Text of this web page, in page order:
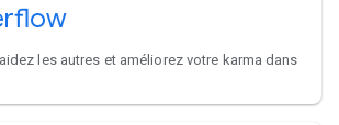
les autres et améliorez votre karma dans